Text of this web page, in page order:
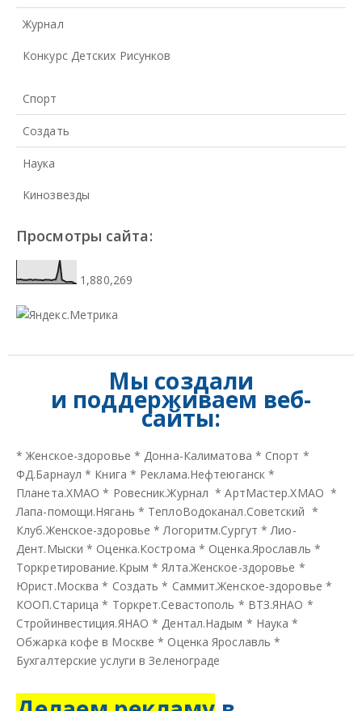
Журнал
Конкурс Детских Рисунков
Спорт
Создать
Наука
Кинозвезды
Просмотры сайта:
1,880,269
Мы создали
и поддерживаем веб-
сайты:
*Женское-здоровье * Донна-Калиматова * Спорт *
ФД.Барнаул * Книга * Реклама.Нефтеюганск *
Планета.ХМАО * Ровесник.Журнал *АртМастер.ХМАО *
Лапа-помощи.Нягань * ТеплоВодоканал.Советский *
Клуб.Женское-здоровье * Логоритм.Сургут * Лио-
Дент.Мыски * Оценка.Кострома * Оценка.Ярославль *
Торкретирование.Крым * Ялта.Женское-здоровье *
Юрист.Москва * Создать * Саммит.Женское-здоровье *
КООП.Старица * Торкрет.Севастополь * ВТЗ.ЯНАО *
Стройинвестиция.ЯНАО * Дентал.Надым * Наука *
Обжарка кофе в Москве * Оценка Ярославль *
Бухгалтерские услуги в Зеленограде